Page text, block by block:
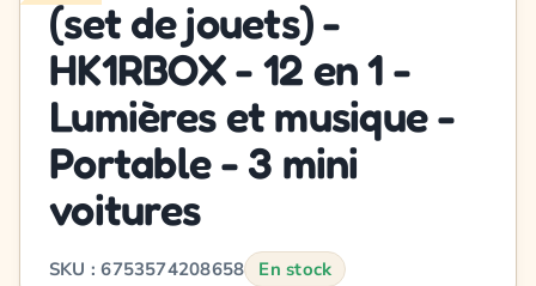
(set de jouets) -
HK1RBOX - 12 en 1 -
Lumières et musique -
Portable - 3 mini
voitures
SKU : 6753574208658 En stock